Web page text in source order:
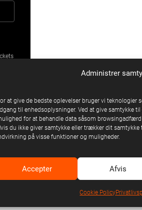
Administrer
at give de bedste oplevelser bruger vi teknologier
til enhedsoplysninger. Ved at give samtykke
for at behandle data såsom browsingadfærd
du ikke giver samtykke eller trækker dit samtykke
på visse funktioner og muligheder.
Accepter Afvis
Cookie Policy